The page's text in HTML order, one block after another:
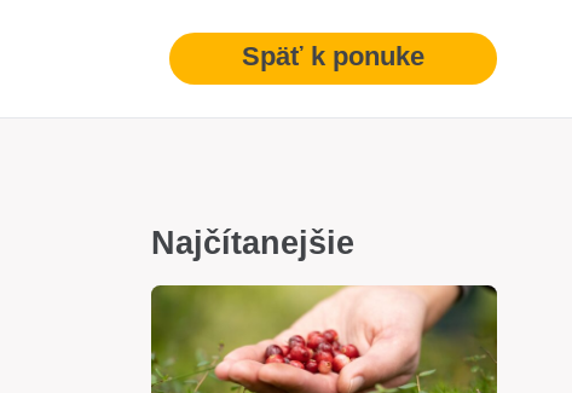
Späť k ponuke
Najčítanejšie